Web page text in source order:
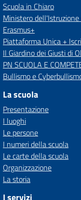
Scuola in Chiaro
Ministero
Erasmus+
Piattaforma Unica +
Il Giardino dei Giusti di
PN SCUOLA E
Bullismo e
La scuola
Presentazione
I luoghi
Le persone
I numeri della scuola
Le carte della scuola
Organizzazione
La storia
I servizi